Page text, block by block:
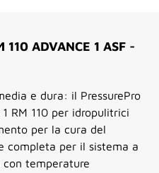
110 ADVANCE 1 ASF -
e dura: il PressurePro
RM 110 per idropulitrici
per la cura del
completa per il sistema a
temperature